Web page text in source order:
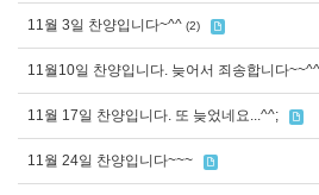
11월 3일 찬양입니다~^^ (2)
11월10일 찬양입니다. 늦어서 죄송합니다
11월 17일 찬양입니다. 또 늦었네요...^^;
11월 24일 찬양입니다~~~